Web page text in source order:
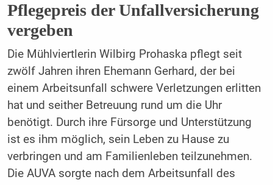
Pflegepreis der Unfallversicherung
vergeben
Die Mühlviertlerin Wilbirg Prohaska pflegt seit
zwölf Jahren ihren Ehemann Gerhard, der bei
einem Arbeitsunfall schwere Verletzungen erlitten
hat und seither Betreuung rund um die Uhr
benötigt. Durch ihre Fürsorge und Unterstützung
ist es ihm möglich, sein Leben zu Hause zu
verbringen und am Familienleben teilzunehmen.
Die AUVA sorgte nach dem Arbeitsunfall des